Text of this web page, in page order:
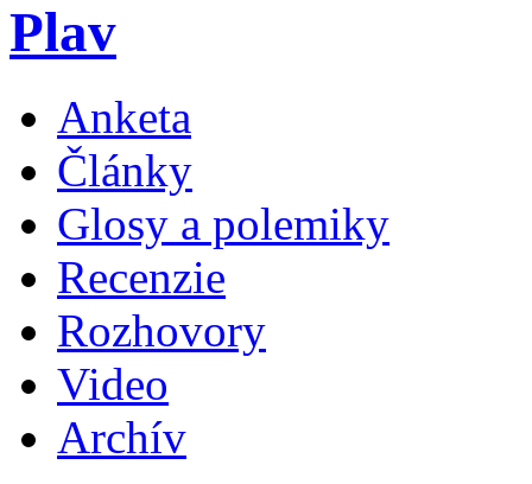
Plav
Anketa
Články
Glosy a polemiky
Recenzie
Rozhovory
Video
Archív